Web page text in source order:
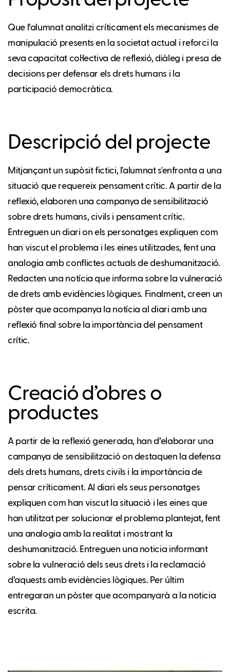
Que l’alumnat analitzi críticament els mecanismes de
manipulació presents en la societat actual i reforci la
seva capacitat col·lectiva de reflexió, diàleg i presa de
decisions per defensar els drets humans i la
participació democràtica.
Descripció del projecte
Mitjançant un supòsit fictici, l'alumnat s'enfronta a una
situació que requereix pensament crític. A partir de la
reflexió, elaboren una campanya de sensibilització
sobre drets humans, civils i pensament crític.
Entreguen un diari on els personatges expliquen com
han viscut el problema i les eines utilitzades, fent una
analogia amb conflictes actuals de deshumanització.
Redacten una notícia que informa sobre la vulneració
de drets amb evidències lògiques. Finalment, creen un
pòster que acompanya la notícia al diari amb una
reflexió final sobre la importància del pensament
crític.
Creació d’obres o
productes
A partir de la reflexió generada, han d’elaborar una
campanya de sensibilització on destaquen la defensa
dels drets humans, drets civils i la importància de
pensar críticament. Al diari els seus personatges
expliquen com han viscut la situació i les eines que
han utilitzat per solucionar el problema plantejat, fent
una analogia amb la realitat i mostrant la
deshumanització. Entreguen una noticia informant
sobre la vulneració dels seus drets i la reclamació
d’aquests amb evidències lògiques. Per últim
entregaran un pòster que acompanyarà a la noticia
escrita.